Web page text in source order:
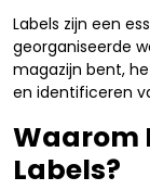
Labels zijn een
georganiseerde
magazijn bent,
en identificeren
Waarom
Labels?